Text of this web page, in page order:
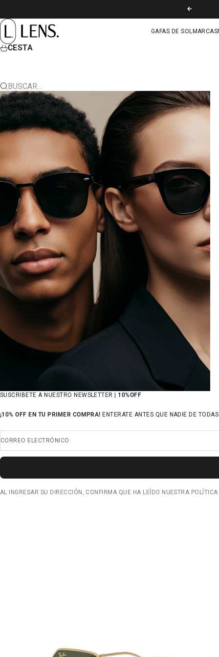
ANTERIOR
LENS. COLOMBIA
GAFAS DE SOL MARCAS
CESTA
BUSCAR…
SUSCRIBETE A NUESTRO NEWSLETTER | 10%OFF
¡10% OFF EN TU PRIMER COMPRA! ENTERATE ANTES QUE NADIE DE
CORREO ELECTRÓNICO
AL INGRESAR SU DIRECCIÓN, CONFIRMA QUE HA LEÍDO NUESTRA